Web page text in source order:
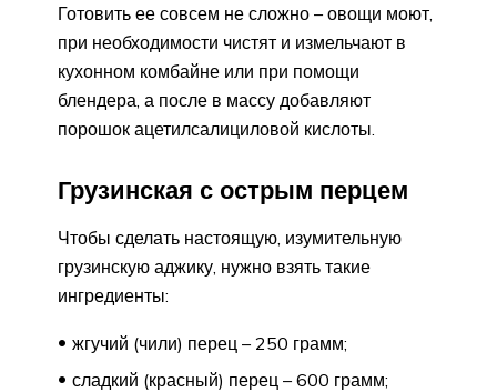
Готовить ее совсем не сложно – овощи моют,
при необходимости чистят и измельчают в
кухонном комбайне или при помощи
блендера, а после в массу добавляют
порошок ацетилсалициловой кислоты.
Грузинская с острым перцем
Чтобы сделать настоящую, изумительную
грузинскую аджику, нужно взять такие
ингредиенты:
жгучий (чили) перец – 250 грамм;
сладкий (красный) перец – 600 грамм;